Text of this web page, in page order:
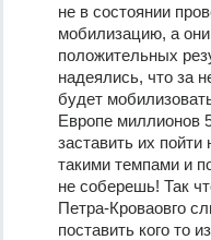
не в состоянии
мобилизацию, а
положительных
надеялись, что за
будет
Европе миллионов
заставить их
такими темпами и
не соберешь! Так
Петра-Кроваовго
поставить кого то